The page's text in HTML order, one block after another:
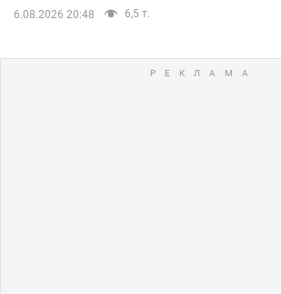
6.08.2026 20:48 6,5 т.